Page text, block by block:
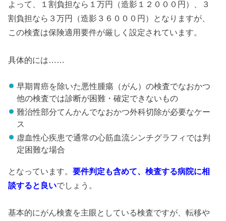
よって、１割負担なら１万円（造影１２０００円）、３
割負担なら３万円（造影３６０００円）となりますが、
この検査は保険適用要件が厳しく設定されています。
具体的には……
早期胃癌を除いた悪性腫瘍（がん）の検査でなおかつ
他の検査では診断が困難・確定できないもの
難治性部分てんかんでなおかつ外科切除が必要なケー
ス
虚血性心疾患で通常の心筋血流シンチグラフィでは判
定困難な場合
となっています。要件判定も含めて、検査する病院に相
談すると良いでしょう。
基本的にがん検査を主眼としている検査ですが、転移や